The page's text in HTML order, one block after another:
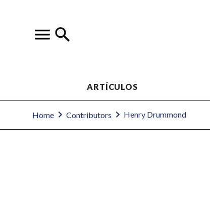
ARTÍCULOS
Home Contributors Henry Drummond